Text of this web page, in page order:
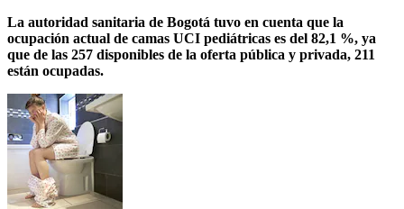
La autoridad sanitaria de Bogotá tuvo en cuenta que la
ocupación actual de camas UCI pediátricas es del 82,1 %, ya
que de las 257 disponibles de la oferta pública y privada, 211
están ocupadas.